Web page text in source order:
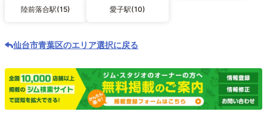
陸前落合駅(15) 愛子駅(10)
仙台市青葉区のエリア選択に戻る